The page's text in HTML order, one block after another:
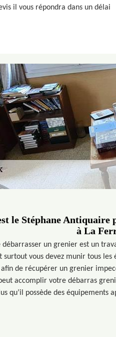
il vous répondra dans un délai
le Stéphane
à La
débarrasser un grenier est un
surtout vous devez munir tous
afin de récupérer un grenier
accomplir votre débarras
qu’il possède des équipements